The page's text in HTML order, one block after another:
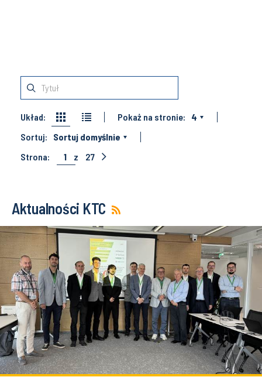
Układ: Pokaż na stronie:
4
Sortuj:
Sortuj domyślnie
Strona:
1 z 27
Aktualności KTC